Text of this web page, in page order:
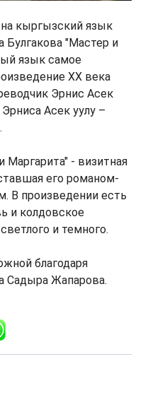
кыргызский язык
"Мастер и
язык самое
ХХ века
Эрнис Асек
Асек уулу –
Маргарита" - визитная
его романом-
В произведении есть
и колдовское
и темного.
благодаря
Садыра Жапарова.